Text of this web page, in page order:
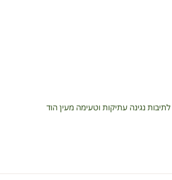
נגינה עתיקות וטעימה מעין הוד